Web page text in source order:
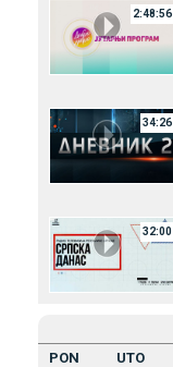
2:48:56
34:26
32:00
PON UTO